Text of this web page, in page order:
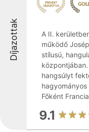
Díjazottak
A II.
működő
stílusú,
hangsúlyt
Főként
9.1